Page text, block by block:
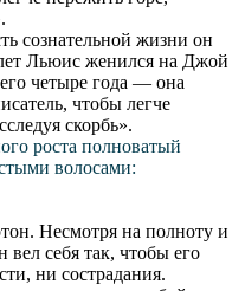
сознательной жизни он
Льюис женился на Джой
четыре года — она
чтобы легче
скорбь».
роста полноватый
волосами:
Несмотря на полноту и
вел себя так, чтобы его
ни сострадания.